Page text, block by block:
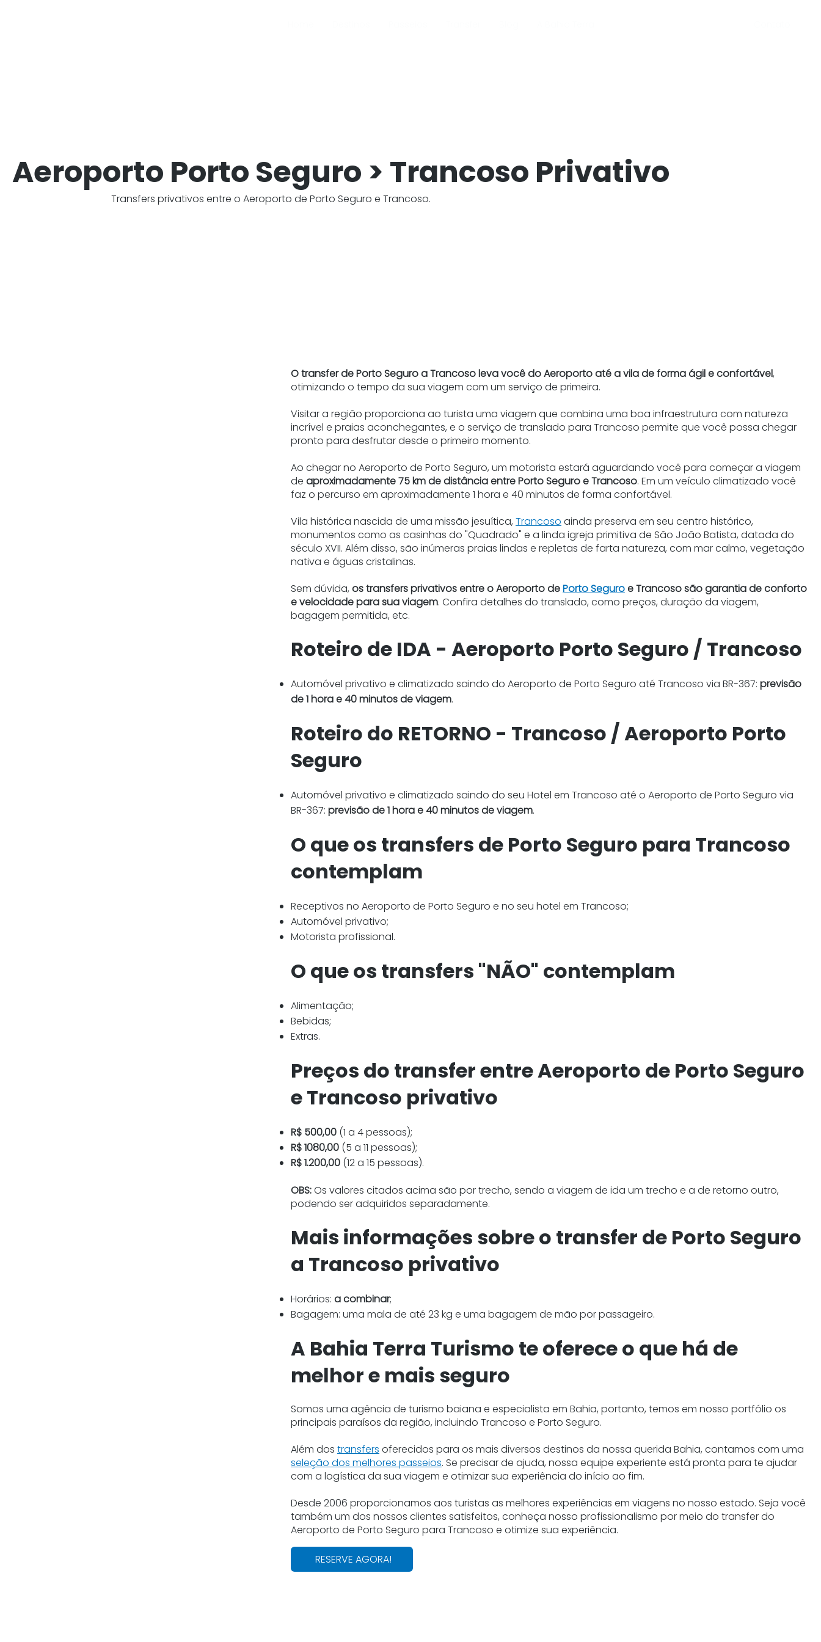
Aeroporto Porto Seguro > Trancoso Privativo
Transfers privativos entre o Aeroporto de Porto Seguro e Trancoso.
O transfer de Porto Seguro a Trancoso leva você do Aeroporto até a vila de forma ágil e confortável,
otimizando o tempo da sua viagem com um serviço de primeira.
Visitar a região proporciona ao turista uma viagem que combina uma boa infraestrutura com natureza
incrível e praias aconchegantes, e o serviço de translado para Trancoso permite que você possa chegar
pronto para desfrutar desde o primeiro momento.
Ao chegar no Aeroporto de Porto Seguro, um motorista estará aguardando você para começar a viagem
de aproximadamente 75 km de distância entre Porto Seguro e Trancoso. Em um veículo climatizado você
faz o percurso em aproximadamente 1 hora e 40 minutos de forma confortável.
Vila histórica nascida de uma missão jesuítica, Trancoso ainda preserva em seu centro histórico,
monumentos como as casinhas do "Quadrado" e a linda igreja primitiva de São João Batista, datada do
século XVII. Além disso, são inúmeras praias lindas e repletas de farta natureza, com mar calmo, vegetação
nativa e águas cristalinas.
Sem dúvida, os transfers privativos entre o Aeroporto dePorto Seguroe Trancoso são garantia de conforto
e velocidade para sua viagem. Confira detalhes do translado, como preços, duração da viagem,
bagagem permitida, etc.
Roteiro de IDA - Aeroporto Porto Seguro / Trancoso
Automóvel privativo e climatizado saindo do Aeroporto de Porto Seguro até Trancoso via BR-367: previsão
de 1 hora e 40 minutos de viagem.
Roteiro do RETORNO - Trancoso / Aeroporto Porto
Seguro
Automóvel privativo e climatizado saindo do seu Hotel em Trancoso até o Aeroporto de Porto Seguro via
BR-367: previsão de 1 hora e 40 minutos de viagem.
O que os transfers de Porto Seguro para Trancoso
contemplam
Receptivos no Aeroporto de Porto Seguro e no seu hotel em Trancoso;
Automóvel privativo;
Motorista profissional.
O que os transfers "NÃO" contemplam
Alimentação;
Bebidas;
Extras.
Preços do transfer entre Aeroporto de Porto Seguro
e Trancoso privativo
R$ 500,00 (1 a 4 pessoas);
R$ 1080,00 (5 a 11 pessoas);
R$1.200,00 (12 a 15 pessoas).
OBS:Os valores citados acima são por trecho, sendo a viagem de ida um trecho e a de retorno outro,
podendo ser adquiridos separadamente.
Mais informações sobre o transfer de Porto Seguro
a Trancoso privativo
Horários: a combinar;
Bagagem: uma mala de até 23 kg e uma bagagem de mão por passageiro.
A Bahia Terra Turismo te oferece o que há de
melhor e mais seguro
Somos uma agência de turismo baiana e especialista em Bahia, portanto, temos em nosso portfólio os
principais paraísos da região, incluindo Trancoso e Porto Seguro.
Além dos transfers oferecidos para os mais diversos destinos da nossa querida Bahia, contamos com uma
seleção dos melhores passeios. Se precisar de ajuda, nossa equipe experiente está pronta para te ajudar
com a logística da sua viagem e otimizar sua experiência do início ao fim.
Desde 2006 proporcionamos aos turistas as melhores experiências em viagens no nosso estado. Seja você
também um dos nossos clientes satisfeitos, conheça nosso profissionalismo por meio do transfer do
Aeroporto de Porto Seguro para Trancoso e otimize sua experiência.
RESERVE AGORA!